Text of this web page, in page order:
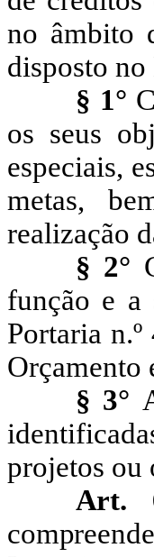
no âmbito
disposto
§ 1°
os seus
especiais,
metas,
realização
§ 2°
função e a
Portaria
Orçamento
§ 3°
projetos ou
Art.